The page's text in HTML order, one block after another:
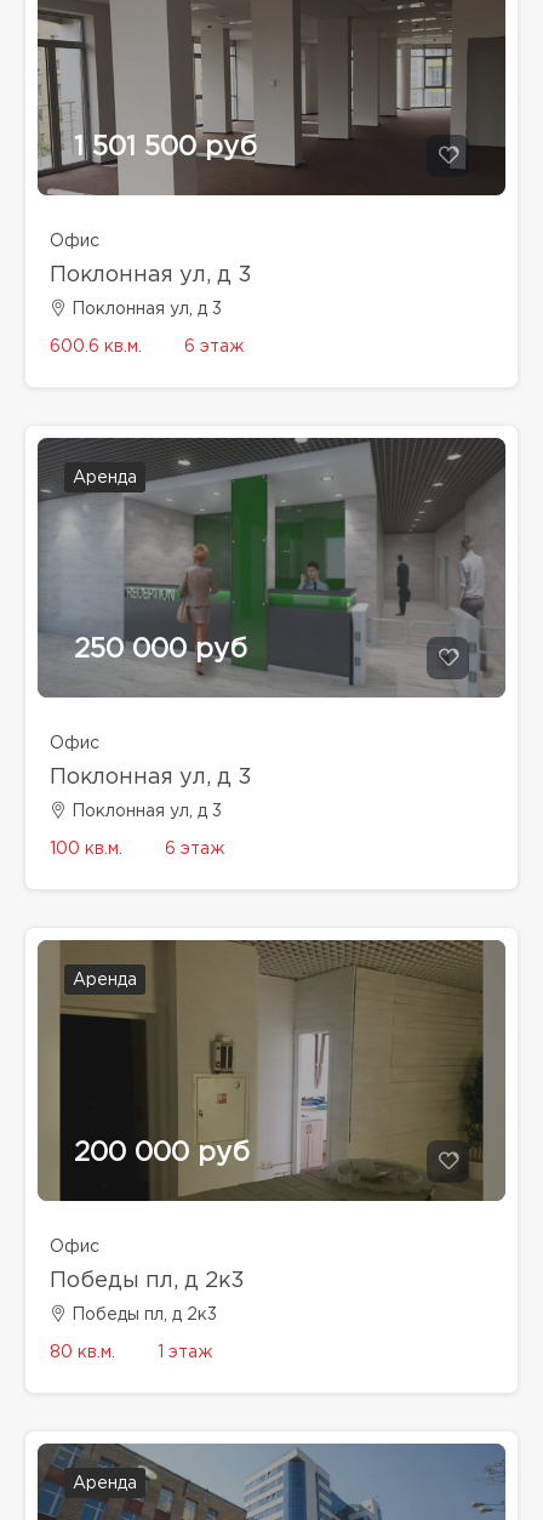
1 501 500 руб
Офис
Поклонная ул, д 3
Поклонная ул, д 3
600.6 кв.м. 6 этаж
Аренда
250 000 руб
Офис
Поклонная ул, д 3
Поклонная ул, д 3
100 кв.м. 6 этаж
Аренда
200 000 руб
Офис
Победы пл, д 2к3
Победы пл, д 2к3
80 кв.м. 1 этаж
Аренда